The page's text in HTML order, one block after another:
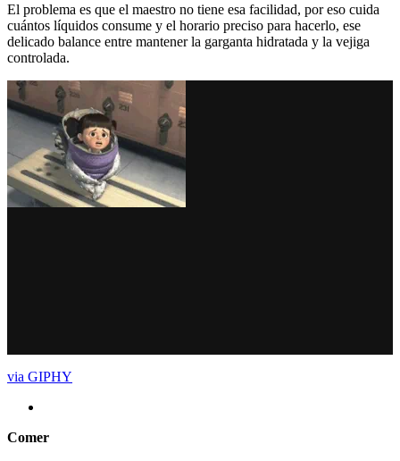
El problema es que el maestro no tiene esa facilidad, por eso cuida
cuántos líquidos consume y el horario preciso para hacerlo, ese
delicado balance entre mantener la garganta hidratada y la vejiga
controlada.
via GIPHY
Comer